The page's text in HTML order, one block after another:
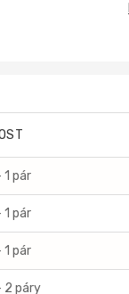
1 pár
1 pár
1 pár
2 páry